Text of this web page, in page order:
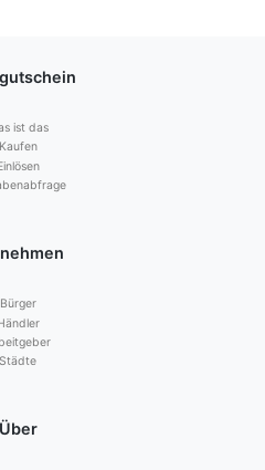
ist das
Kaufen
Bürger
Städte
Über